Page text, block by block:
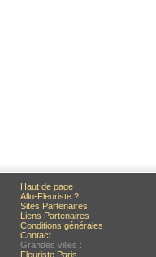
Haut de page
Allo-Fleuriste ?
Sites Partenaires
Liens Partenaires
Conditions générales
Contact
Grandes villes :
Fleuriste Paris